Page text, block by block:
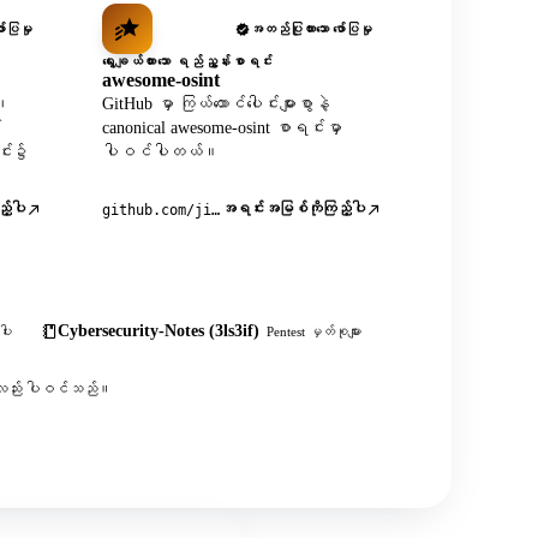
ာ်ပြမှု
း၌
ပါ
အတည်ပြုထားသော ဖော်ပြမှု
ရွေးချယ်ထားသော ရည်ညွှန်းစာရင်း
awesome-osint
GitHub မှာ ကြယ်ထောင်ပေါင်းများစွာနဲ့
canonical awesome-osint စာရင်းမှာ
ပါဝင်ပါတယ်။
github.com/jivoi/awesome-osint အရင်းအမြစ်ကိုကြည့်ပါ
း Cybersecurity-Notes (3ls3if) Pentest မှတ်စုများ
လည်း ပါဝင်သည်။